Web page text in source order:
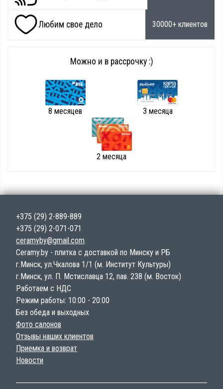
Любим свое дело 30000+ клиентов
Можно и в рассрочку :)
8 месяцев 3 месяца
2 месяца
+375 (29) 2-889-889
+375 (29) 2-071-071
ceramyby@gmail.com
Ceramy.by - плитка с доставкой по Минску и РБ
г.Минск, ул.Чкалова 1/1 (м. Институт Культуры)
г.Минск, ул. П. Мстиславца 12, пав. 238 (м. Восток)
Работаем с НДС
Режим работы: 10:00 - 20:00
Без обеда и выходных
Фото салонов
Отзывы наших клиентов
Приемка и возврат
Новости